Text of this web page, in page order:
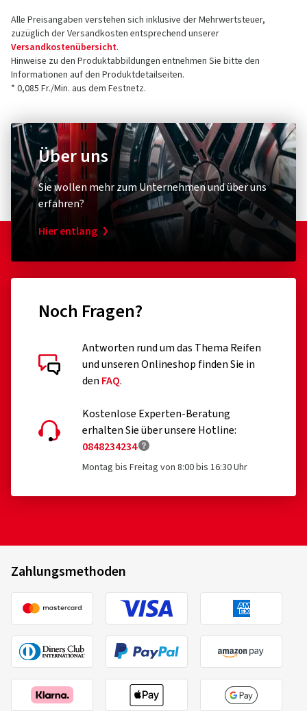
Alle Preisangaben verstehen sich inklusive der Mehrwertsteuer,
zuzüglich der Versandkosten entsprechend unserer
Versandkostenübersicht.
Hinweise zu den Produktabbildungen entnehmen Sie bitte den
Informationen auf den Produktdetailseiten.
* 0,085 Fr./Min. aus dem Festnetz.
Über uns
Sie wollen mehr zum Unternehmen und über uns
erfahren?
Hier entlang
Noch Fragen?
Antworten rund um das Thema Reifen
und unseren Onlineshop finden Sie in
den FAQ.
Kostenlose Experten-Beratung
erhalten Sie über unsere Hotline:
0848234234
Montag bis Freitag von 8:00 bis 16:30 Uhr
Zahlungsmethoden